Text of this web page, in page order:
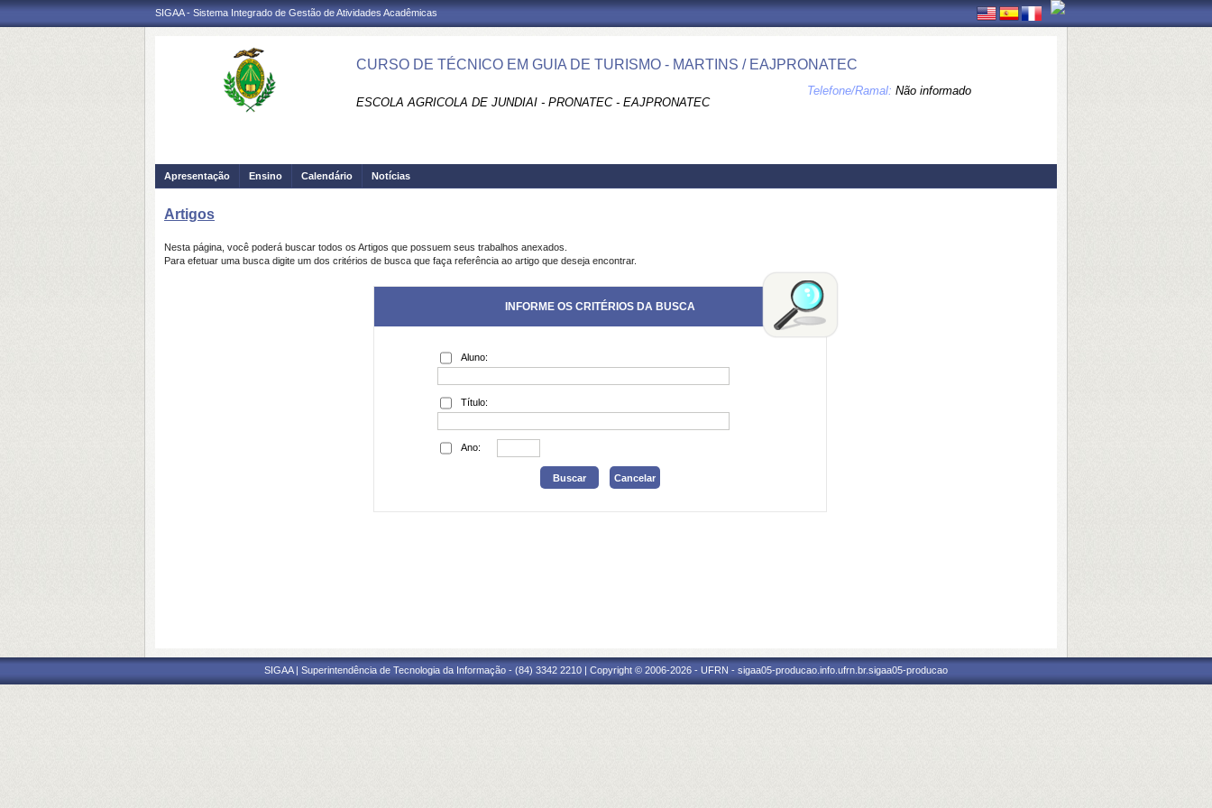
SIGAA - Sistema Integrado de Gestão de Atividades Acadêmicas
CURSO DE TÉCNICO EM GUIA DE TURISMO - MARTINS / EAJPRONATEC
ESCOLA AGRICOLA DE JUNDIAI - PRONATEC - EAJPRONATEC
Telefone/Ramal: Não informado
Apresentação Ensino Calendário Notícias
Artigos
Nesta página, você poderá buscar todos os Artigos que possuem seus trabalhos anexados.
Para efetuar uma busca digite um dos critérios de busca que faça referência ao artigo que deseja encontrar.
INFORME OS CRITÉRIOS DA BUSCA
Aluno:
Título:
Ano:
SIGAA | Superintendência de Tecnologia da Informação - (84) 3342 2210 | Copyright © 2006-2026 - UFRN - sigaa05-producao.info.ufrn.br.sigaa05-producao